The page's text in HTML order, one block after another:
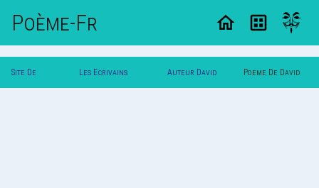
Poème-Fr
Site De Les Ecrivains Auteur David Poeme De David